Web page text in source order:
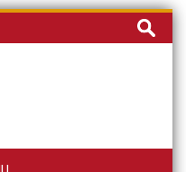
Cari
untuk: